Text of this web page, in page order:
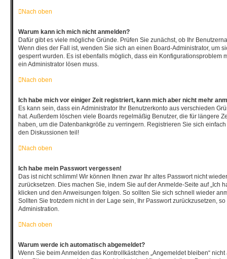
Nach oben
Warum kann ich mich nicht anmelden?
Dafür gibt es viele mögliche Gründe. Prüfen Sie zunächst, ob Ihr
Wenn dies der Fall ist, wenden Sie sich an einen Board-Administrator, um
gesperrt wurden. Es ist ebenfalls möglich, dass ein Konfigurationsproblem
ein Administrator lösen muss.
Nach oben
Ich habe mich vor einiger Zeit registriert, kann mich aber nicht mehr
Es kann sein, dass ein Administrator Ihr Benutzerkonto aus verschieden
hat. Außerdem löschen viele Boards regelmäßig Benutzer, die für längere
haben, um die Datenbankgröße zu verringern. Registrieren Sie sich
den Diskussionen teil!
Nach oben
Ich habe mein Passwort vergessen!
Das ist nicht schlimm! Wir können Ihnen zwar Ihr altes Passwort nicht
zurücksetzen. Dies machen Sie, indem Sie auf der Anmelde-Seite auf „Ich
klicken und den Anweisungen folgen. So sollten Sie sich schnell wieder
Sollten Sie trotzdem nicht in der Lage sein, Ihr Passwort zurückzusetzen,
Administration.
Nach oben
Warum werde ich automatisch abgemeldet?
Wenn Sie beim Anmelden das Kontrollkästchen „Angemeldet bleiben“